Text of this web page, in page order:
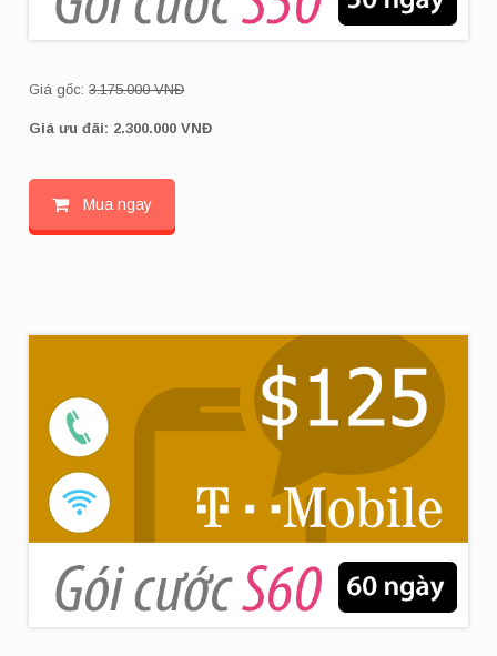
Giá gốc:3.175.000 VNĐ
Giá ưu đãi: 2.300.000 VNĐ
Mua ngay